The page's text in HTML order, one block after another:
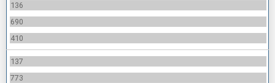
136
690
410
137
773